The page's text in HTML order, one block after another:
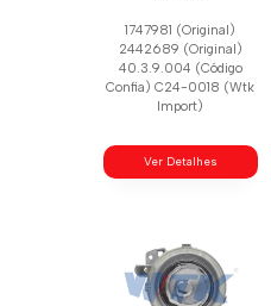
1747981 (Original)
2442689 (Original)
40.3.9.004 (Código
Confia) C24-0018 (Wtk
Import)
Ver Detalhes